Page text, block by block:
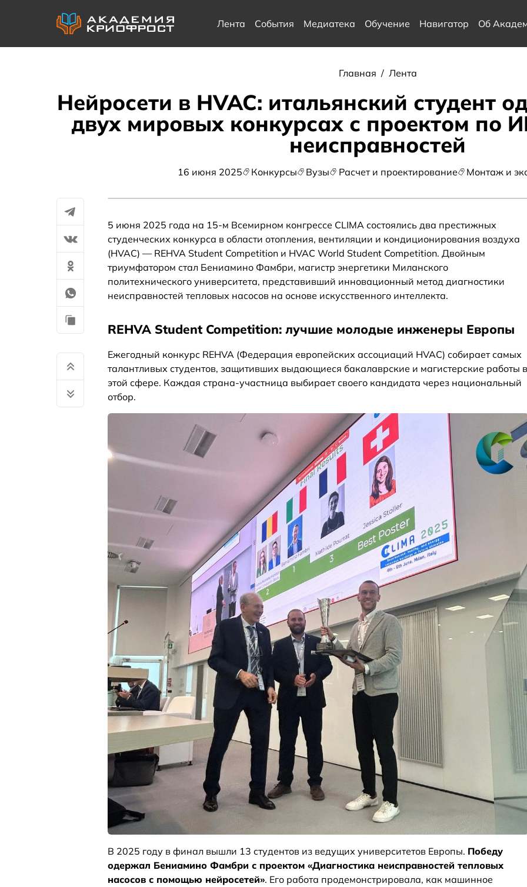
Лента События Медиатека Обучение Навигатор Об
Главная / Лента
Нейросети в HVAC: итальянский студент
двух мировых конкурсах с проектом по
неисправностей
16 июня 2025 Конкурсы Вузы Расчет и проектирование Монтаж и
5 июня 2025 года на 15-м Всемирном конгрессе CLIMA состоялись два престижных
студенческих конкурса в области отопления, вентиляции и кондиционирования воздуха
(HVAC) — REHVA Student Competition и HVAC World Student Competition. Двойным
триумфатором стал Бениамино Фамбри, магистр энергетики Миланского
политехнического университета, представивший инновационный метод диагностики
неисправностей тепловых насосов на основе искусственного интеллекта.
REHVA Student Competition: лучшие молодые инженеры Европы
Ежегодный конкурс REHVA (Федерация европейских ассоциаций HVAC) собирает самых
талантливых студентов, защитивших выдающиеся бакалаврские и магистерские работы в
этой сфере. Каждая страна-участница выбирает своего кандидата через национальный
отбор.
В 2025 году в финал вышли 13 студентов из ведущих университетов Европы. Победу
одержал Бениамино Фамбри с проектом «Диагностика неисправностей тепловых
насосов с помощью нейросетей». Его работа продемонстрировала, как машинное